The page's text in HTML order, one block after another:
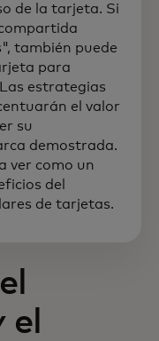
de la tarjeta. Si
también puede
para
estrategias
el valor
su
demostrada.
ver como un
del
de tarjetas.